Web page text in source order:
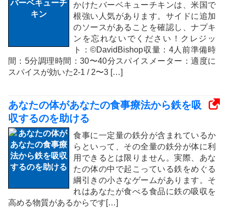
かけたバーベキューチキンは、米国で
根強い人気があります。サイドに追加
のソースがあることを確認し、ナプキ
ンを忘れないでください！クレジッ
ト：©DavidBishop収量：4人前準備時
間：5分調理時間：30〜40分スパイスメーター：適度に
スパイスが効いた2-1 / 2〜3 ​​[…]
あなたの体があなたの食事療法から鉄を吸
収するのを助ける
食事に一定量の鉄分が含まれているか
らといって、その全量の鉄分が体に利
用できるとは限りません。実際、あな
たの体の中で起こっている鉄をめぐる
綱引きの小さなゲームがあります。そ
れはあなたが食べる食品に鉄の吸収を
高める物質があるからです[…]